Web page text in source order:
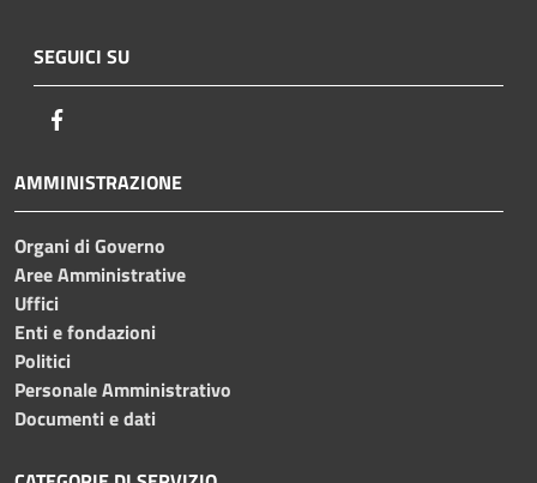
SEGUICI SU
AMMINISTRAZIONE
Organi di Governo
Aree Amministrative
Uffici
Enti e fondazioni
Politici
Personale Amministrativo
Documenti e dati